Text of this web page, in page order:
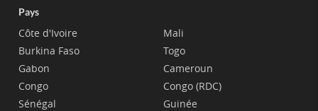
Pays
Côte d'Ivoire
Burkina Faso
Gabon
Congo
Sénégal
Mali
Togo
Cameroun
Congo (RDC)
Guinée